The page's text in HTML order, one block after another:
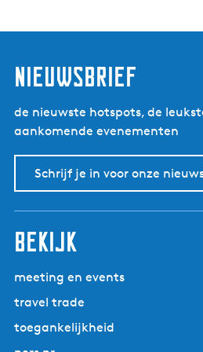
nieuwsbrief
de nieuwste hotspots, de
aankomende evenementen
Schrijf je in voor onze
bekijk
meeting en events
travel trade
toegankelijkheid